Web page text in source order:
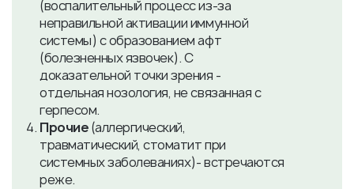
(воспалительный процесс из-за
неправильной активации иммунной
системы) с образованием афт
(болезненных язвочек). С
доказательной точки зрения -
отдельная нозология, не связанная с
герпесом.
Прочие(аллергический,
травматический, стоматит при
системных заболеваниях)- встречаются
реже.